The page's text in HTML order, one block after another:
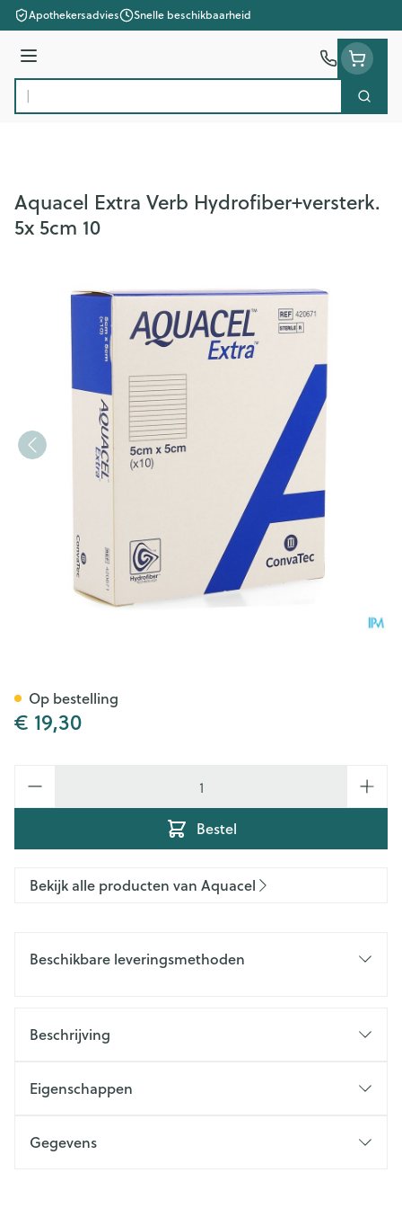
Ga naar de inhoud
Apothekersadvies Snelle beschikbaarheid
Menu
Product, merk, categorie...
Zoek
Aquacel Extra Verb Hydrofiber+versterk.
5x 5cm 10
€ 19,30
Bestel
Op bestelling
Bekijk alle producten van Aquacel
Beschikbare leveringsmethoden
Beschrijving
Eigenschappen
Gegevens